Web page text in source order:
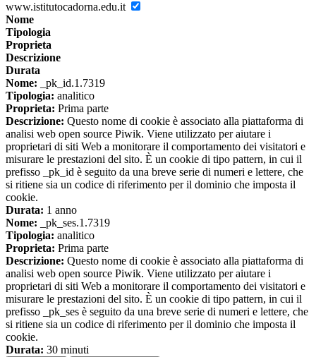
www.istitutocadorna.edu.it
Nome
Tipologia
Proprieta
Descrizione
Durata
Nome: _pk_id.1.7319
Tipologia: analitico
Proprieta: Prima parte
Descrizione: Questo nome di cookie è associato alla piattaforma di
analisi web open source Piwik. Viene utilizzato per aiutare i
proprietari di siti Web a monitorare il comportamento dei visitatori e
misurare le prestazioni del sito. È un cookie di tipo pattern, in cui il
prefisso _pk_id è seguito da una breve serie di numeri e lettere, che
si ritiene sia un codice di riferimento per il dominio che imposta il
cookie.
Durata: 1 anno
Nome: _pk_ses.1.7319
Tipologia: analitico
Proprieta: Prima parte
Descrizione: Questo nome di cookie è associato alla piattaforma di
analisi web open source Piwik. Viene utilizzato per aiutare i
proprietari di siti Web a monitorare il comportamento dei visitatori e
misurare le prestazioni del sito. È un cookie di tipo pattern, in cui il
prefisso _pk_ses è seguito da una breve serie di numeri e lettere, che
si ritiene sia un codice di riferimento per il dominio che imposta il
cookie.
Durata: 30 minuti